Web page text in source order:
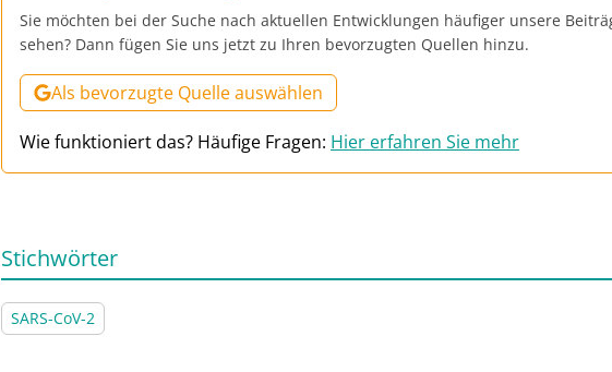
Sie möchten bei der Suche nach aktuellen Entwicklungen häufiger unsere
sehen? Dann fügen Sie uns jetzt zu Ihren bevorzugten Quellen hinzu.
Als bevorzugte Quelle auswählen
Wie funktioniert das? Häufige Fragen: Hier erfahren Sie mehr
Stichwörter
SARS-CoV-2